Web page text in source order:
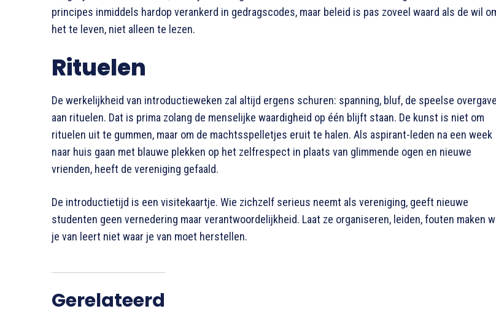
principes inmiddels hardop verankerd in gedragscodes, maar beleid is pas zoveel waard als de wil
het te leven, niet alleen te lezen.
Rituelen
De werkelijkheid van introductieweken zal altijd ergens schuren: spanning, bluf, de speelse overgave
aan rituelen. Dat is prima zolang de menselijke waardigheid op één blijft staan. De kunst is niet om
rituelen uit te gummen, maar om de machtsspelletjes eruit te halen. Als aspirant-leden na een week
naar huis gaan met blauwe plekken op het zelfrespect in plaats van glimmende ogen en nieuwe
vrienden, heeft de vereniging gefaald.
De introductietijd is een visitekaartje. Wie zichzelf serieus neemt als vereniging, geeft nieuwe
studenten geen vernedering maar verantwoordelijkheid. Laat ze organiseren, leiden, fouten maken
je van leert niet waar je van moet herstellen.
Gerelateerd